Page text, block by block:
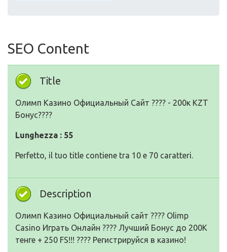
SEO Content
Title
Олимп Казино Официальный Сайт ???? - 200к KZT
Бонус????
Lunghezza : 55
Perfetto, il tuo title contiene tra 10 e 70 caratteri.
Description
Олимп Казино Официальный сайт ???? Olimp
Casino Играть Онлайн ???? Лучший Бонус до 200К
тенге + 250 FS!!! ???? Регистрируйся в казино!